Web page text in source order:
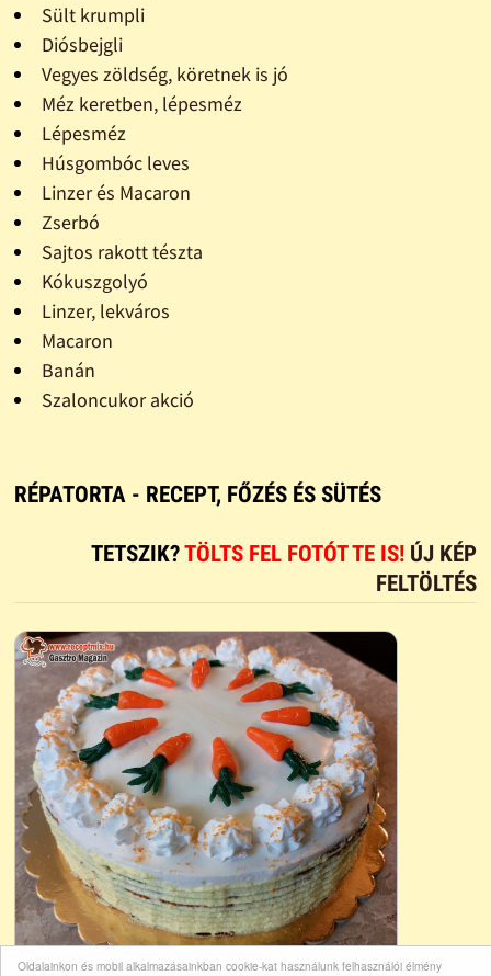
Oldalainkon és mobil alkalmazásainkban cookie-kat használunk felhasználói élmény
Sült krumpli
Diósbejgli
Vegyes zöldség, köretnek is jó
Méz keretben, lépesméz
Lépesméz
Húsgombóc leves
Linzer és Macaron
Zserbó
Sajtos rakott tészta
Kókuszgolyó
Linzer, lekváros
Macaron
Banán
Szaloncukor akció
RÉPATORTA - RECEPT, FŐZÉS ÉS SÜTÉS
TETSZIK?TÖLTS FEL FOTÓT TE IS! ÚJ KÉP
FELTÖLTÉS